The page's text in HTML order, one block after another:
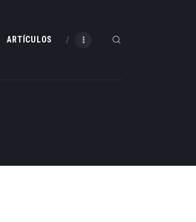
ARTÍCULOS